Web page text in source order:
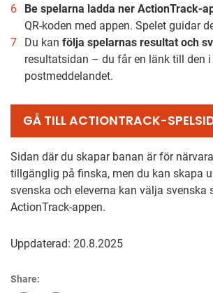
Be spelarna ladda ner ActionTrack-
QR-koden med appen. Spelet guidar
Du kan följa spelarnas resultat och
resultatsidan – du får en länk till den i
postmeddelandet.
GÅ TILL ACTIONTRACK-
Sidan där du skapar banan är för
tillgänglig på finska, men du kan skapa
svenska och eleverna kan välja svenska
ActionTrack-appen.
Uppdaterad: 20.8.2025
Share: